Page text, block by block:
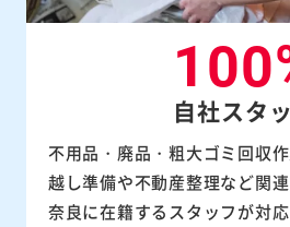
自社スタ
不用品・廃品・粗大ゴミ回収
越し準備や不動産整理など関
奈良に在籍するスタッフが対